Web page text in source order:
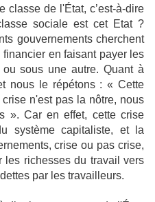
de l'État, c’est‑à‑dire
sociale est cet Etat ?
gouvernements cherchent
en faisant payer les
sous une autre. Quant à
nous le répétons : « Cette
n'est pas la nôtre, nous
». Car en effet, cette crise
système capitaliste, et la
crise ou pas crise,
les richesses du travail vers
par les travailleurs.